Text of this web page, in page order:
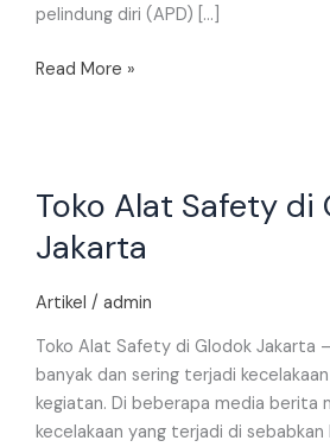
pelindung diri (APD) […]
Read More »
Toko Alat Safety di
Jakarta
Artikel / admin
Toko Alat Safety di Glodok Jakarta
banyak dan sering terjadi
kegiatan. Di beberapa media berita
kecelakaan yang terjadi di sebabkan
Alat
di
Jakarta